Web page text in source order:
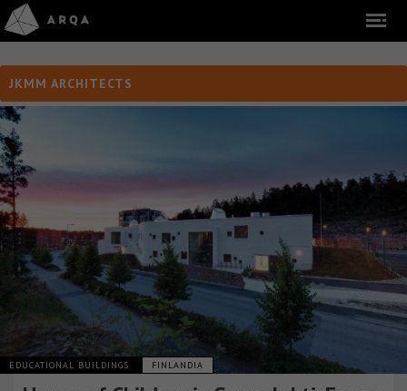
JKMM ARCHITECTS
EDUCATIONAL BUILDINGS FINLANDIA